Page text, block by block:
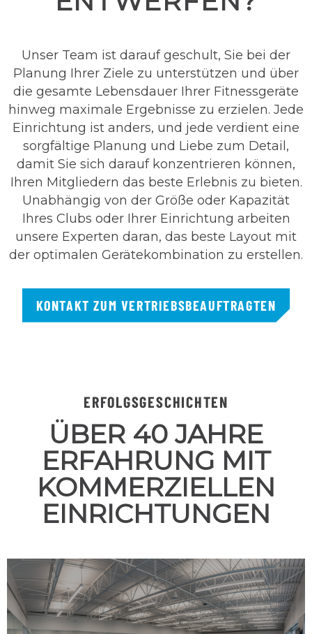
Unser Team ist darauf geschult, Sie bei der
Planung Ihrer Ziele zu unterstützen und über
die gesamte Lebensdauer Ihrer Fitnessgeräte
hinweg maximale Ergebnisse zu erzielen. Jede
Einrichtung ist anders, und jede verdient eine
sorgfältige Planung und Liebe zum Detail,
damit Sie sich darauf konzentrieren können,
Ihren Mitgliedern das beste Erlebnis zu bieten.
Unabhängig von der Größe oder Kapazität
Ihres Clubs oder Ihrer Einrichtung arbeiten
unsere Experten daran, das beste Layout mit
der optimalen Gerätekombination zu erstellen.
KONTAKT ZUM VERTRIEBSBEAUFTRAGTEN
ERFOLGSGESCHICHTEN
ÜBER 40 JAHRE
ERFAHRUNG MIT
KOMMERZIELLEN
EINRICHTUNGEN